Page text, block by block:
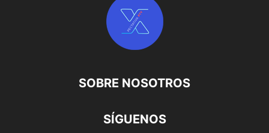
SOBRE NOSOTROS
SÍGUENOS